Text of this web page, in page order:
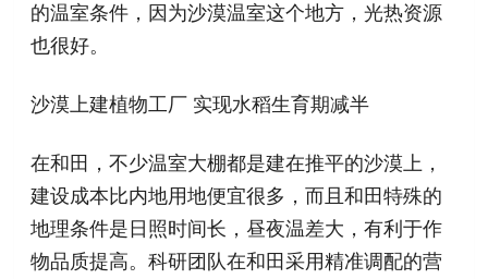
的温室条件，因为沙漠温室这个地方，光热资源
也很好。
沙漠上建植物工厂 实现水稻生育期减半
在和田，不少温室大棚都是建在推平的沙漠上，
建设成本比内地用地便宜很多，而且和田特殊的
地理条件是日照时间长，昼夜温差大，有利于作
物品质提高。科研团队在和田采用精准调配的营